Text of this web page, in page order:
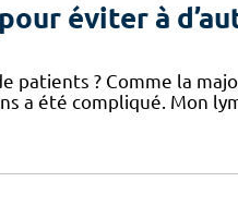
éviter à
patients ? Comme la
a été compliqué. Mon